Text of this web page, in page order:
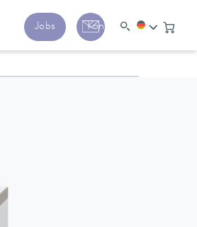
Jobs Kontakt